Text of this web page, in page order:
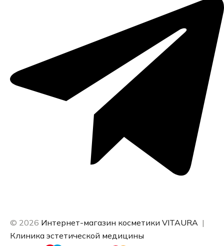
© 2026 Интернет-магазин косметики VITAURA |
Клиника эстетической медицины